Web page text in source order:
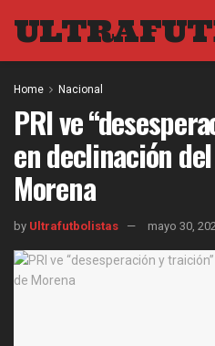
Home Nacional
PRI ve
en declinación
Morena
by Ultrafutbolistas mayo 30,